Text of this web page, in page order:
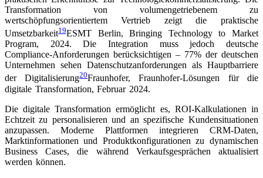
Transformation von volumengetriebenem zu
wertschöpfungsorientiertem Vertrieb zeigt die praktische
Umsetzbarkeit19ESMT Berlin, Bringing Technology to Market
Program, 2024. Die Integration muss jedoch deutsche
Compliance-Anforderungen berücksichtigen – 77% der deutschen
Unternehmen sehen Datenschutzanforderungen als Hauptbarriere
der Digitalisierung20Fraunhofer, Fraunhofer-Lösungen für die
digitale Transformation, Februar 2024.
Die digitale Transformation ermöglicht es, ROI-Kalkulationen in
Echtzeit zu personalisieren und an spezifische Kundensituationen
anzupassen. Moderne Plattformen integrieren CRM-Daten,
Marktinformationen und Produktkonfigurationen zu dynamischen
Business Cases, die während Verkaufsgesprächen aktualisiert
werden können.